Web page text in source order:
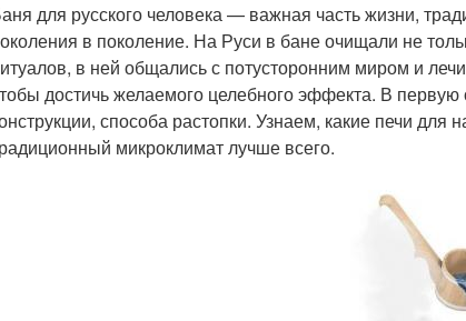
для русского человека — важная часть жизни,
в поколение. На Руси в бане очищали не
в ней общались с потусторонним миром и
достичь желаемого целебного эффекта. В
способа растопки. Узнаем, какие печи для
микроклимат лучше всего.